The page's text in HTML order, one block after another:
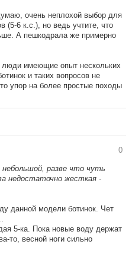
очень неплохой выбор для
(5-6 к.с.), но ведь учтите, что
А пешкодрала же примерно
люди имеющие опыт нескольких
и таких вопросов не
упор на более простые походы
0
небольшой, разве что чуть
недостаточно жесткая -
данной модели ботинок. Чет
5-ка. Пока новые воду держат
то, весной ноги сильно